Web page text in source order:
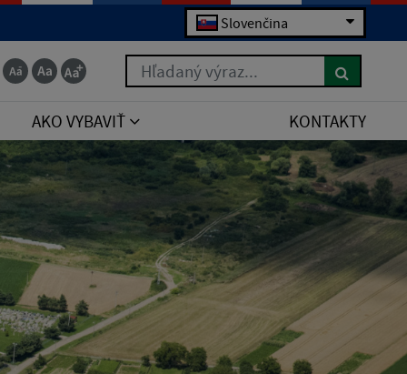
Slovenčina
Hľadaný výraz...
AKO VYBAVIŤ KONTAKTY